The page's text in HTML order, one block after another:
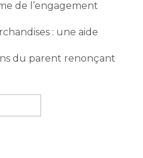
de l’engagement
: une aide
du parent renonçant